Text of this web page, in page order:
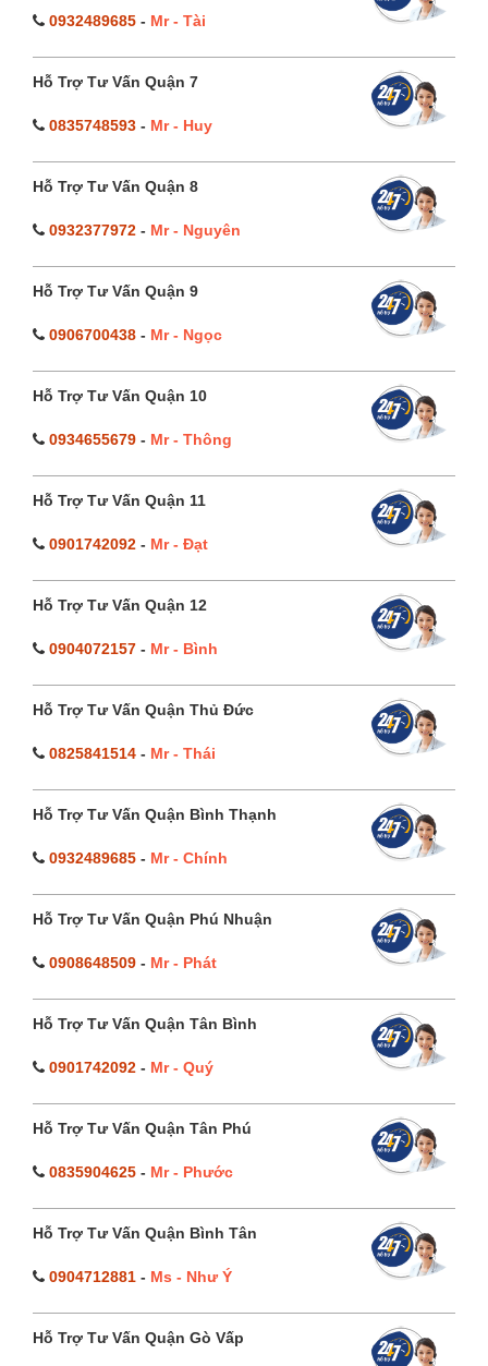
0932489685 - Mr - Tài
Hỗ Trợ Tư Vấn Quận 7
0835748593 - Mr - Huy
Hỗ Trợ Tư Vấn Quận 8
0932377972 - Mr - Nguyên
Hỗ Trợ Tư Vấn Quận 9
0906700438 - Mr - Ngọc
Hỗ Trợ Tư Vấn Quận 10
0934655679 - Mr - Thông
Hỗ Trợ Tư Vấn Quận 11
0901742092 - Mr - Đạt
Hỗ Trợ Tư Vấn Quận 12
0904072157 - Mr - Bình
Hỗ Trợ Tư Vấn Quận Thủ Đức
0825841514 - Mr - Thái
Hỗ Trợ Tư Vấn Quận Bình Thạnh
0932489685 - Mr - Chính
Hỗ Trợ Tư Vấn Quận Phú Nhuận
0908648509 - Mr - Phát
Hỗ Trợ Tư Vấn Quận Tân Bình
0901742092 - Mr - Quý
Hỗ Trợ Tư Vấn Quận Tân Phú
0835904625 - Mr - Phước
Hỗ Trợ Tư Vấn Quận Bình Tân
0904712881 - Ms - Như Ý
Hỗ Trợ Tư Vấn Quận Gò Vấp